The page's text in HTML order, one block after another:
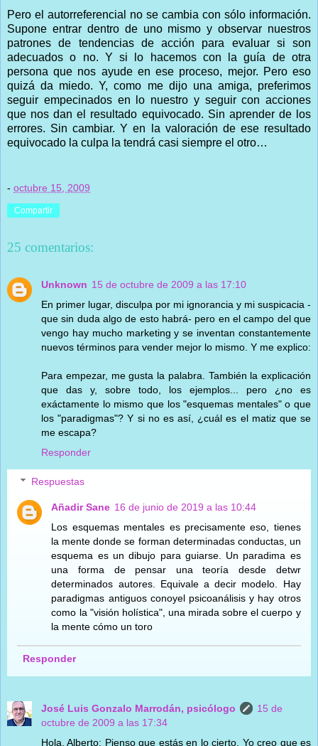
Pero el autorreferencial no se cambia con sólo información.
Supone entrar dentro de uno mismo y observar nuestros
patrones de tendencias de acción para evaluar si son
adecuados o no. Y si lo hacemos con la guía de otra
persona que nos ayude en ese proceso, mejor. Pero eso
quizá da miedo. Y, como me dijo una amiga, preferimos
seguir empecinados en lo nuestro y seguir con acciones
que nos dan el resultado equivocado. Sin aprender de los
errores. Sin cambiar. Y en la valoración de ese resultado
equivocado la culpa la tendrá casi siempre el otro…
- octubre 15, 2009
Compartir
25 comentarios:
Unknown 15 de octubre de 2009 a las 17:10
En primer lugar, disculpa por mi ignorancia y mi suspicacia -
que sin duda algo de esto habrá- pero en el campo del que
vengo hay mucho marketing y se inventan constantemente
nuevos términos para vender mejor lo mismo. Y me explico:
Para empezar, me gusta la palabra. También la explicación
que das y, sobre todo, los ejemplos... pero ¿no es
exáctamente lo mismo que los "esquemas mentales" o que
los "paradigmas"? Y si no es así, ¿cuál es el matiz que se
me escapa?
Responder
Respuestas
Añadir Sane 16 de junio de 2019 a las 10:44
Los esquemas mentales es precisamente eso, tienes
la mente donde se forman determinadas conductas, un
esquema es un dibujo para guiarse. Un paradima es
una forma de pensar una teoría desde detwr
determinados autores. Equivale a decir modelo. Hay
paradigmas antiguos conoyel psicoanálisis y hay otros
como la "visión holística", una mirada sobre el cuerpo y
la mente cómo un toro
Responder
José Luis Gonzalo Marrodán, psicólogo
15 de
octubre de 2009 a las 17:34
Hola, Alberto: Pienso que estás en lo cierto. Yo creo que es